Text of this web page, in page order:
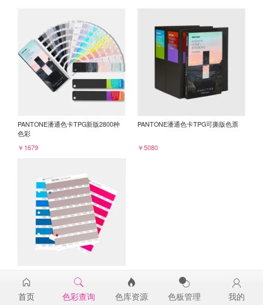
PANTONE潘通色卡TPG新版2800种
色彩
￥1679
PANTONE潘通色卡TPG可撕版色票
￥5080
16-1707TPG
￥98
首页 色彩查询 色库资源 色板管理 我的